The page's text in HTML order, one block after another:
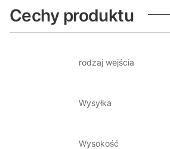
Cechy produktu
rodzaj wejścia
Wysyłka
Wysokość